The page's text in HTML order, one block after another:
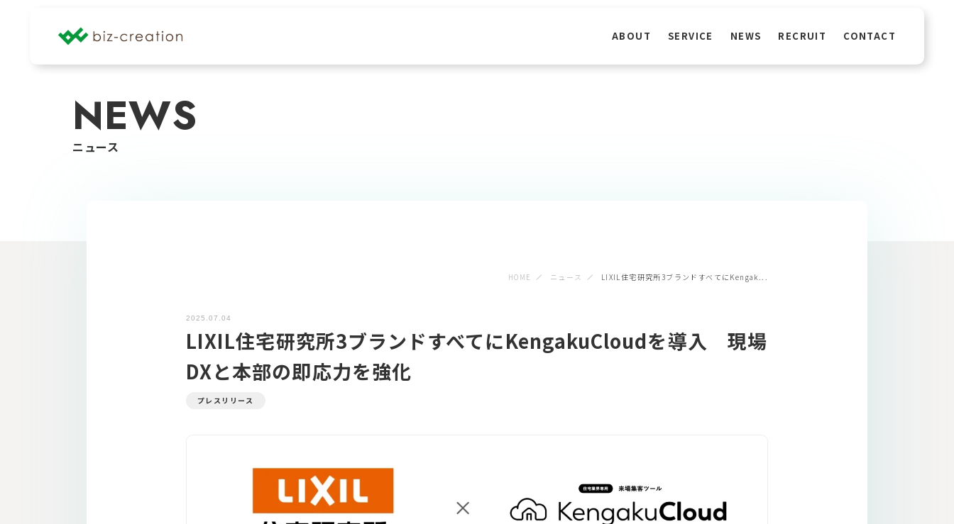
ABOUT SERVICE NEWS RECRUIT CONTACT
NEWS
ニュース
HOME ニュース LIXIL住宅研究所3ブランドすべてにKengak...
2025.07.04
LIXIL住宅研究所3ブランドすべてにKengakuCloudを導入 現場
DXと本部の即応力を強化
プレスリリース